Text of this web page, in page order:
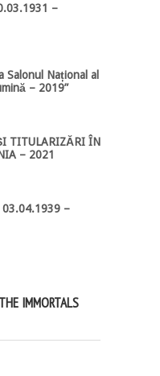
–
Salonul Național al
– 2019”
TITULARIZĂRI ÎN
– 2021
03.04.1939 –
IMMORTALS